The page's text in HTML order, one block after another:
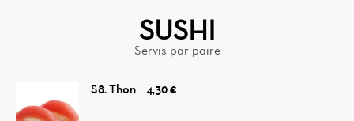
SUSHI
Servis par paire
S8. Thon 4,30 €